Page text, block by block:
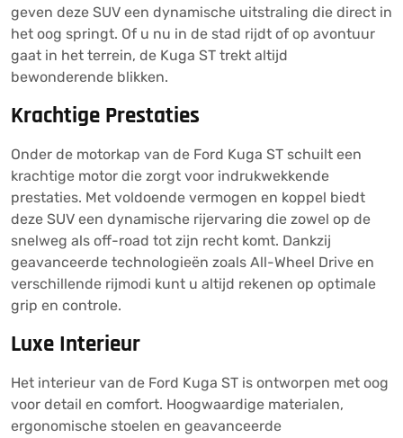
geven deze SUV een dynamische uitstraling die direct in
het oog springt. Of u nu in de stad rijdt of op avontuur
gaat in het terrein, de Kuga ST trekt altijd
bewonderende blikken.
Krachtige Prestaties
Onder de motorkap van de Ford Kuga ST schuilt een
krachtige motor die zorgt voor indrukwekkende
prestaties. Met voldoende vermogen en koppel biedt
deze SUV een dynamische rijervaring die zowel op de
snelweg als off-road tot zijn recht komt. Dankzij
geavanceerde technologieën zoals All-Wheel Drive en
verschillende rijmodi kunt u altijd rekenen op optimale
grip en controle.
Luxe Interieur
Het interieur van de Ford Kuga ST is ontworpen met oog
voor detail en comfort. Hoogwaardige materialen,
ergonomische stoelen en geavanceerde